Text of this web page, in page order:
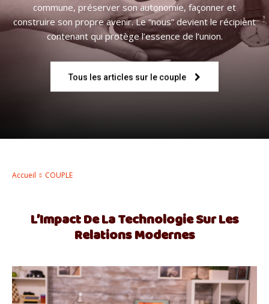
–
commune, préserver son autonomie, façonner et
construire son propre avenir. Le “nous” devient le récipient
contenant qui protège l’essence de l’union.
Tous les articles sur le couple
Accueil COUPLE
L’Impact De La Technologie Sur Les
Relations Modernes